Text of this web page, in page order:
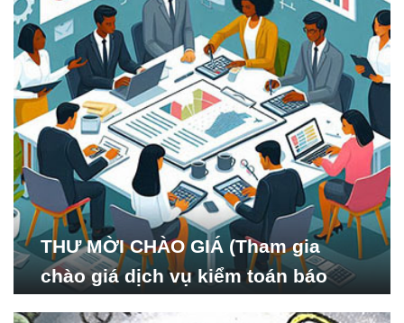
THƯ MỜI CHÀO GIÁ (Tham gia
chào giá dịch vụ kiểm toán báo